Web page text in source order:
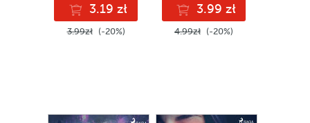
3.19 zł
3.99zł (-20%)
3.99 zł
4.99zł (-20%)